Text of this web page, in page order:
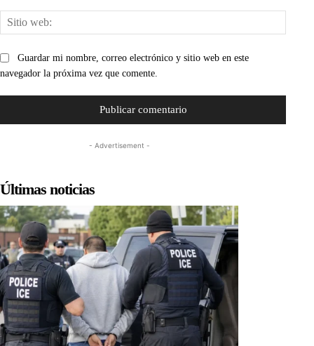
web:
Guardar mi nombre, correo electrónico y sitio web en este
navegador la próxima vez que comente.
- Advertisement -
Últimas noticias